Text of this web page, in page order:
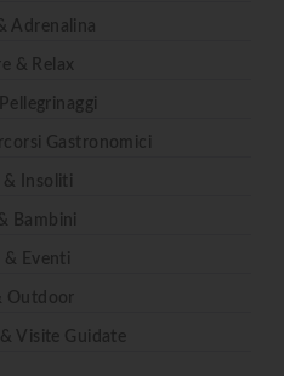
Adrenalina
& Relax
Gastronomici
& Insoliti
Bambini
& Eventi
Outdoor
Visite Guidate